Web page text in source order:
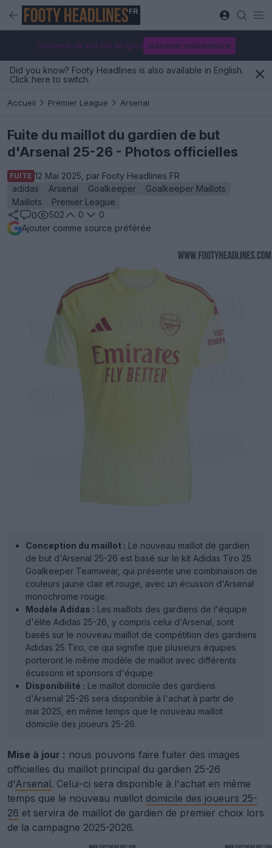
FR
Créateur de kits FM en gros Générer maintenant
Did you know? Footy Headlines is also available in English.
Click here to switch.
Accueil Premier League Arsenal
Fuite du maillot du gardien de but
d'Arsenal 25-26 - Photos officielles
FUITE 12 Mai 2025, par Footy Headlines FR
adidas
Arsenal Goalkeeper
Goalkeeper Maillots
Maillots
Premier League
0
502 0
0
Ajouter comme source préférée
Conception du maillot : Le nouveau maillot de gardien
de but d'Arsenal 25-26 est basé sur le kit Adidas Tiro 25
Goalkeeper Teamwear, qui présente une combinaison de
couleurs jaune clair et rouge, avec un écusson d'Arsenal
monochrome rouge.
Modèle Adidas : Les maillots des gardiens de l'équipe
d'élite Adidas 25-26, y compris celui d'Arsenal, sont
basés sur le nouveau maillot de compétition des gardiens
Adidas 25 Tiro, ce qui signifie que plusieurs équipes
porteront le même modèle de maillot avec différents
écussons et sponsors d'équipe.
Disponibilité : Le maillot domicile des gardiens
d'Arsenal 25-26 sera disponible à l'achat à partir de
mai 2025, en même temps que le nouveau maillot
domicile des joueurs 25-26.
Mise à jour : nous pouvons faire fuiter des images
officielles du maillot principal du gardien 25-26
d'Arsenal. Celui-ci sera disponible à l'achat en même
temps que le nouveau maillot domicile des joueurs 25-
26 et servira de maillot de gardien de premier choix lors
de la campagne 2025-2026.